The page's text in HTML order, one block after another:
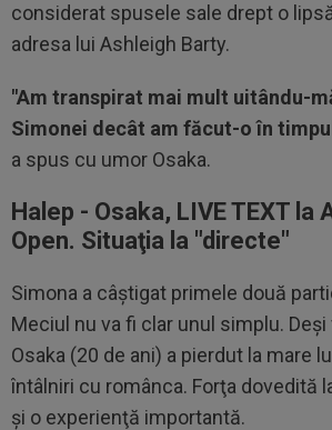
considerat spusele sale drept o
adresa lui Ashleigh Barty.
"Am transpirat mai mult uitându-
Simonei decât am făcut-o în
a spus cu umor Osaka.
Halep - Osaka, LIVE TEXT la
Open. Situaţia la "directe"
Simona a câştigat primele două
Meciul nu va fi clar unul simplu.
Osaka (20 de ani) a pierdut la mare
întâlniri cu românca. Forţa dovedită
şi o experienţă importantă.